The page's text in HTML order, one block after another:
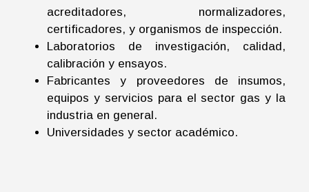
acreditadores, normalizadores,
certificadores, y organismos de inspección.
Laboratorios de investigación, calidad,
calibración y ensayos.
Fabricantes y proveedores de insumos,
equipos y servicios para el sector gas y la
industria en general.
Universidades y sector académico.